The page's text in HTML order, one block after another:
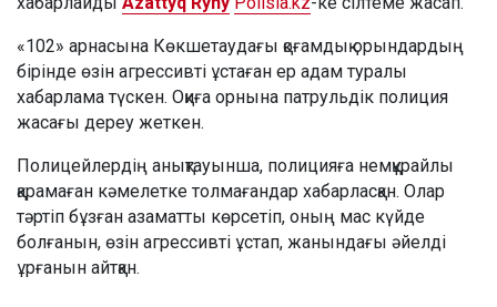
«102» арнасына Көкшетаудағы қоғамдық орындардың
бірінде өзін агрессивті ұстаған ер адам туралы
хабарлама түскен. Оқиға орнына патрульдік полиция
жасағы дереу жеткен.
Полицейлердің анықтауынша, полицияға немқұрайлы
қарамаған кәмелетке толмағандар хабарласқан. Олар
тәртіп бұзған азаматты көрсетіп, оның мас күйде
болғанын, өзін агрессивті ұстап, жанындағы әйелді
ұрғанын айтқан.